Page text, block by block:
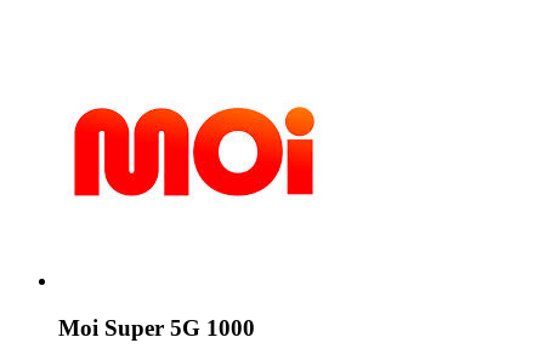
Moi Super 5G 1000